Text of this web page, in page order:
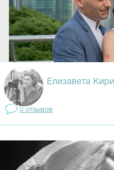
Елизавета
0 отзывов